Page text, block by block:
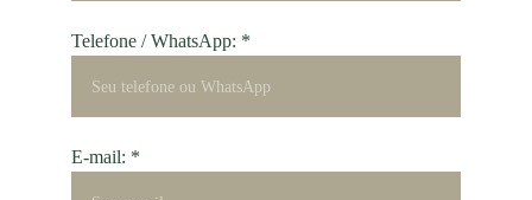
Telefone / WhatsApp: *
E-mail: *